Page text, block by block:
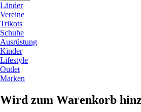
Länder
Vereine
Trikots
Schuhe
Ausrüstung
Kinder
Lifestyle
Outlet
Marken
Wird zum Warenkorb